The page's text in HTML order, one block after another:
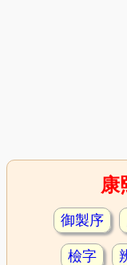
康
御製序
檢字